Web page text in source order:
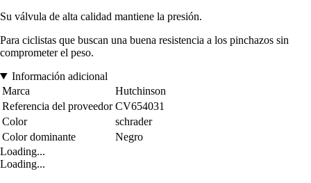
Su válvula de alta calidad mantiene la presión.
Para ciclistas que buscan una buena resistencia a los pinchazos sin
comprometer el peso.
Información adicional
Marca
Hutchinson
Referencia del proveedor CV654031
Color
schrader
Color dominante
Negro
Loading...
Loading...